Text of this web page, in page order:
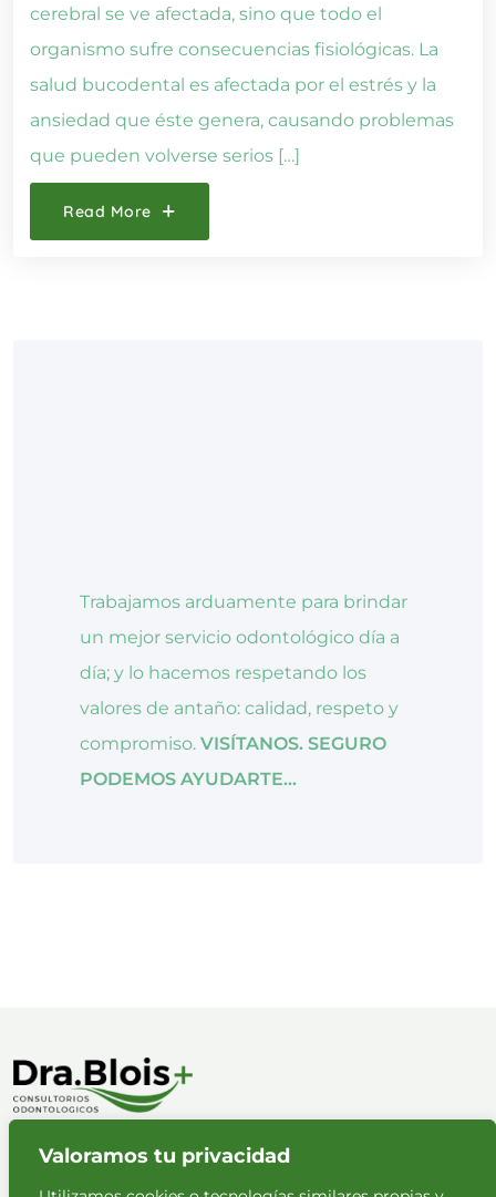
Valoramos tu privacidad
cerebral se ve afectada, sino que todo el
organismo sufre consecuencias fisiológicas. La
salud bucodental es afectada por el estrés y la
ansiedad que éste genera, causando problemas
que pueden volverse serios […]
Read More
Trabajamos arduamente para brindar
un mejor servicio odontológico día a
día; y lo hacemos respetando los
valores de antaño: calidad, respeto y
compromiso. VISÍTANOS. SEGURO
PODEMOS AYUDARTE...
Políticas de privacidad
Aviso legal